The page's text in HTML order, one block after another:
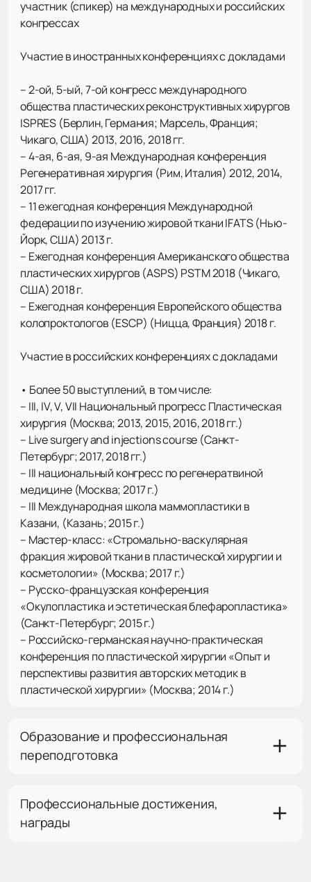
участник (спикер) на международных и российских
конгрессах
Участие в иностранных конференциях с докладами
– 2-ой, 5-ый, 7-ой конгресс международного
общества пластических реконструктивных хирургов
ISPRES (Берлин, Германия; Марсель, Франция;
Чикаго, США) 2013, 2016, 2018 гг.
– 4-ая, 6-ая, 9-ая Международная конференция
Регенеративная хирургия (Рим, Италия) 2012, 2014,
2017 гг.
– 11 ежегодная конференция Международной
федерации по изучению жировой ткани IFATS (Нью-
Йорк, США) 2013 г.
– Ежегодная конференция Американского общества
пластических хирургов (ASPS) PSTM 2018 (Чикаго,
США) 2018 г.
– Ежегодная конференция Европейского общества
колопроктологов (ESCP) (Ницца, Франция) 2018 г.
Участие в российских конференциях с докладами
• Более 50 выступлений, в том числе:
– III, IV, V, VII Национальный прогресс Пластическая
хирургия (Москва; 2013, 2015, 2016, 2018 гг.)
– Live surgery and injections course (Санкт-
Петербург; 2017, 2018 гг.)
– III национальный конгресс по регенератвиной
медицине (Москва; 2017 г.)
– III Международная школа маммопластики в
Казани, (Казань; 2015 г.)
– Мастер-класс: «Стромально-васкулярная
фракция жировой ткани в пластической хирургии и
косметологии» (Москва; 2017 г.)
– Русско-французская конференция
«Окулопластика и эстетическая блефаропластика»
(Санкт-Петербург; 2015 г.)
– Российско-германская научно-практическая
конференция по пластической хирургии «Опыт и
перспективы развития авторских методик в
пластической хирургии» (Москва; 2014 г.)
Образование и профессиональная
переподготовка
Профессиональные достижения,
награды